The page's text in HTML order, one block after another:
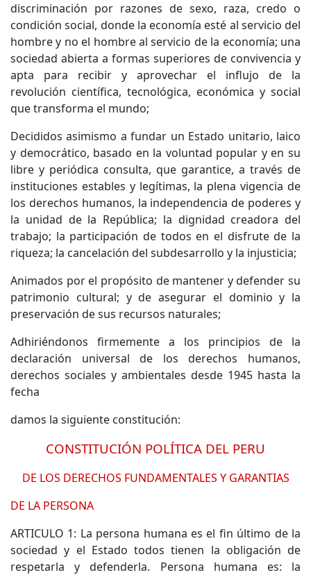
discriminación por razones de sexo, raza, credo o
condición social, donde la economía esté al servicio del
hombre y no el hombre al servicio de la economía; una
sociedad abierta a formas superiores de convivencia y
apta para recibir y aprovechar el influjo de la
revolución científica, tecnológica, económica y social
que transforma el mundo;
Decididos asimismo a fundar un Estado unitario, laico
y democrático, basado en la voluntad popular y en su
libre y periódica consulta, que garantice, a través de
instituciones estables y legítimas, la plena vigencia de
los derechos humanos, la independencia de poderes y
la unidad de la República; la dignidad creadora del
trabajo; la participación de todos en el disfrute de la
riqueza; la cancelación del subdesarrollo y la injusticia;
Animados por el propósito de mantener y defender su
patrimonio cultural; y de asegurar el dominio y la
preservación de sus recursos naturales;
Adhiriéndonos firmemente a los principios de la
declaración universal de los derechos humanos,
derechos sociales y ambientales desde 1945 hasta la
fecha
damos la siguiente constitución:
CONSTITUCIÓN POLÍTICA DEL PERU
DE LOS DERECHOS FUNDAMENTALES Y GARANTIAS
DE LA PERSONA
ARTICULO 1: La persona humana es el fin último de la
sociedad y el Estado todos tienen la obligación de
respetarla y defenderla. Persona humana es: la